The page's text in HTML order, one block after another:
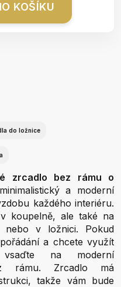
KOŠÍKU
do ložnice
zrcadlo bez rámu o
a moderní
každého interiéru.
koupelně, ale také na
nebo v ložnici. Pokud
a chcete využít
na moderní
rámu. Zrcadlo má
takže vám bude